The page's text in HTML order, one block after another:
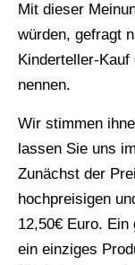
Mit dieser
würden, gefragt
Kinderteller-
nennen.
Wir stimmen
lassen Sie uns
Zunächst der
hochpreisigen
12,50€ Euro.
ein einziges